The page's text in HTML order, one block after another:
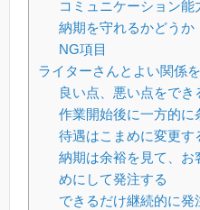
コミュニケーション能
納期を守れるかどうか
NG項目
ライターさんとよい関係
良い点、悪い点をでき
作業開始後に一方的に
待遇はこまめに変更す
納期は余裕を見て、お
めにして発注する
できるだけ継続的に発